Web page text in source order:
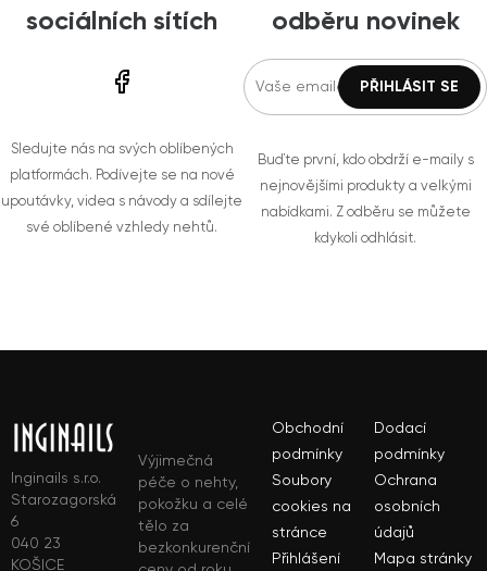
sociálních sítích
Sledujte nás na svých oblíbených
platformách. Podívejte se na nové
upoutávky, videa s návody a sdílejte
své oblíbené vzhledy nehtů.
odběru novinek
Buďte první, kdo obdrží e-maily s
nejnovějšími produkty a velkými
nabídkami. Z odběru se můžete
kdykoli odhlásit.
Inginails s.r.o.
Starozagorská
6
040 23
KOŠICE
Výjimečná
péče o nehty,
pokožku a celé
tělo za
bezkonkurenční
Obchodní
podmínky
Dodací
podmínky
Soubory
cookies na
stránce
Ochrana
osobních
údajů
Přihlášení
Mapa stránky